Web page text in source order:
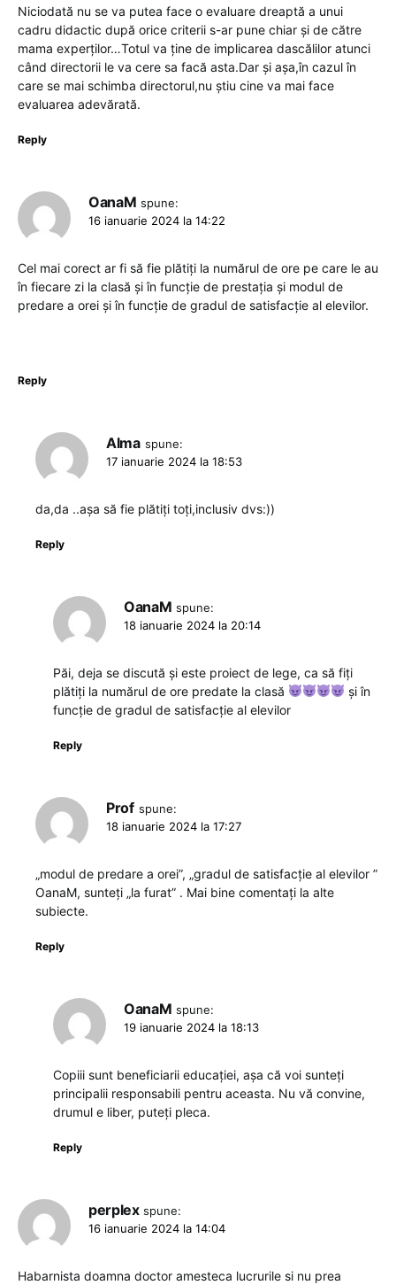
Niciodată nu se va putea face o evaluare dreaptă a unui
cadru didactic după orice criterii s-ar pune chiar și de către
mama experților…Totul va ține de implicarea dascălilor atunci
când directorii le va cere sa facă asta.Dar și așa,în cazul în
care se mai schimba directorul,nu știu cine va mai face
evaluarea adevărată.
Reply
OanaM spune:
16 ianuarie 2024 la 14:22
Cel mai corect ar fi să fie plătiți la numărul de ore pe care le au
în fiecare zi la clasă și în funcție de prestația și modul de
predare a orei și în funcție de gradul de satisfacție al elevilor.
Reply
Alma spune:
17 ianuarie 2024 la 18:53
da,da ..așa să fie plătiți toți,inclusiv dvs:))
Reply
OanaM spune:
18 ianuarie 2024 la 20:14
Păi, deja se discută și este proiect de lege, ca să fiți
plătiți la numărul de ore predate la clasă
și în
funcție de gradul de satisfacție al elevilor
Reply
Prof spune:
18 ianuarie 2024 la 17:27
„modul de predare a orei”, „gradul de satisfacție al elevilor ”
OanaM, sunteți „la furat” . Mai bine comentați la alte
subiecte.
Reply
OanaM spune:
19 ianuarie 2024 la 18:13
Copiii sunt beneficiarii educației, așa că voi sunteți
principalii responsabili pentru aceasta. Nu vă convine,
drumul e liber, puteți pleca.
Reply
perplex spune:
16 ianuarie 2024 la 14:04
Habarnista doamna doctor amesteca lucrurile si nu prea